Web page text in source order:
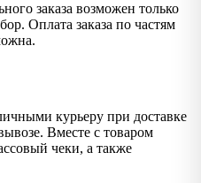
заказа возможен только
Оплата заказа по частям
курьеру при доставке
Вместе с товаром
чеки, а также